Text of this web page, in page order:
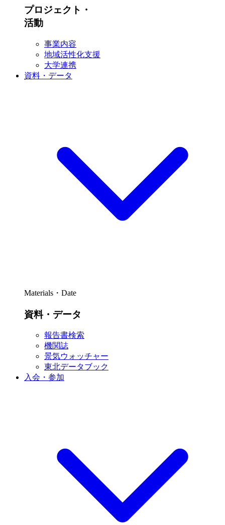
プロジェクト・
活動
事業内容
地域活性化支援
大学連携
資料・データ
Materials・Date
資料・データ
報告書検索
機関誌
景気ウォッチャー
東北データブック
入会・参加